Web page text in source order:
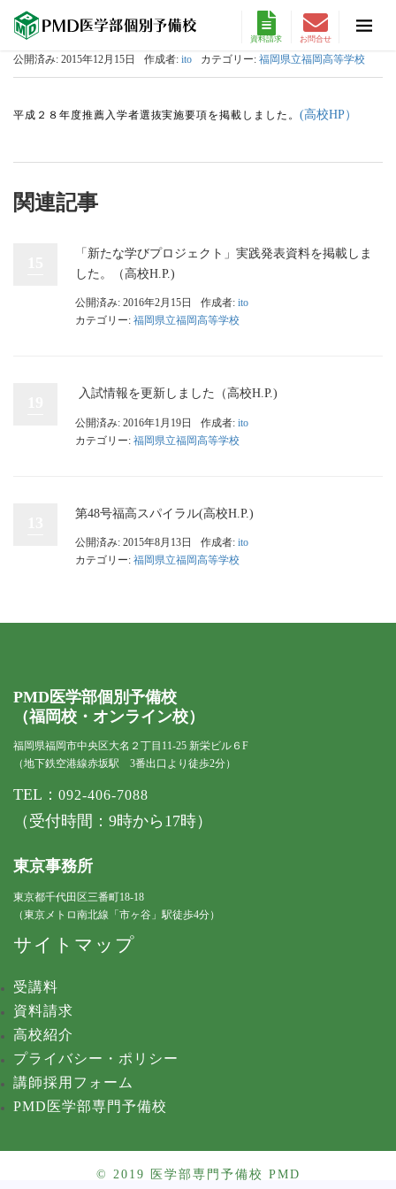
お問合せ
資料請求
公開済み: 2015年12月15日 作成者: ito カテゴリー: 福岡県立福岡高等学校
平成２８年度推薦入学者選抜実施要項を掲載しました。 (高校HP）
関連記事
「新たな学びプロジェクト」実践発表資料を掲載しま
した。（高校H.P.)
公開済み: 2016年2月15日 作成者: ito
カテゴリー: 福岡県立福岡高等学校
入試情報を更新しました（高校H.P.)
公開済み: 2016年1月19日 作成者: ito
カテゴリー: 福岡県立福岡高等学校
第48号福高スパイラル(高校H.P.)
公開済み: 2015年8月13日 作成者: ito
カテゴリー: 福岡県立福岡高等学校
PMD医学部個別予備校
（福岡校・オンライン校）
福岡県福岡市中央区大名２丁目11-25 新栄ビル６F
（地下鉄空港線赤坂駅 3番出口より徒歩2分）
TEL： 092-406-7088
（受付時間：9時から17時）
東京事務所
東京都千代田区三番町18-18
（東京メトロ南北線「市ヶ谷」駅徒歩4分）
サイトマップ
受講料
資料請求
高校紹介
プライバシー・ポリシー
講師採用フォーム
PMD医学部専門予備校
© 2019 医学部専門予備校 PMD